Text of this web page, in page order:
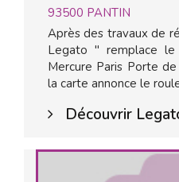
93500 PANTIN
Après des travaux de
Legato " remplace le
Mercure Paris Porte
la carte annonce le
Découvrir